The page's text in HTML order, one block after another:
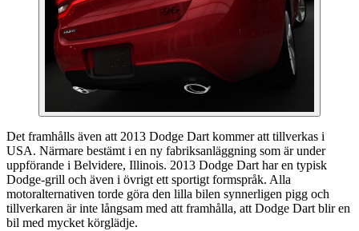
Det framhålls även att 2013 Dodge Dart kommer att tillverkas i
USA. Närmare bestämt i en ny fabriksanläggning som är under
uppförande i Belvidere, Illinois. 2013 Dodge Dart har en typisk
Dodge-grill och även i övrigt ett sportigt formspråk. Alla
motoralternativen torde göra den lilla bilen synnerligen pigg och
tillverkaren är inte långsam med att framhålla, att Dodge Dart blir en
bil med mycket körglädje.